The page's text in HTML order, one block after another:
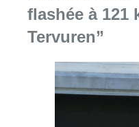
flashée à 121
Tervuren”